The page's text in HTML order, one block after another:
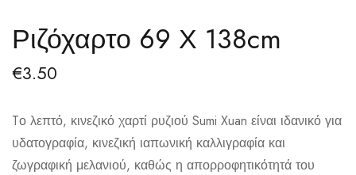
Ριζόχαρτο 69 Χ 138cm
€3.50
Tο λεπτό, κινεζικό χαρτί ρυζιού Sumi Xuan είναι ιδανικό για
υδατογραφία, κινεζική ιαπωνική καλλιγραφία και
ζωγραφική μελανιού, καθώς η απορροφητικότητά του